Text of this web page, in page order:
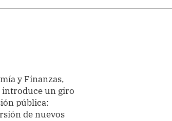
y Finanzas,
introduce un giro
pública:
de nuevos